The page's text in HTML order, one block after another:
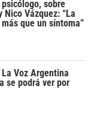
sobre
Nico Vázquez: “La
que un síntoma”
Voz Argentina
se podrá ver por